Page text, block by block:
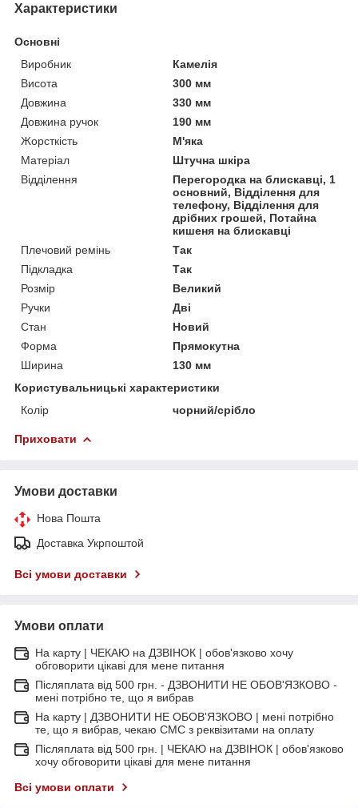
Характеристики
Основні
Виробник
Камелія
Висота
300 мм
Довжина
330 мм
Довжина ручок
190 мм
Жорсткість
М'яка
Матеріал
Штучна шкіра
Відділення
Перегородка на блискавці, 1
основний, Відділення для
телефону, Відділення для
дрібних грошей, Потайна
кишеня на блискавці
Плечовий ремінь
Так
Підкладка
Так
Розмір
Великий
Ручки
Дві
Стан
Новий
Форма
Прямокутна
Ширина
130 мм
Користувальницькі характеристики
Колір
чорний/срібло
Приховати
Умови доставки
Нова Пошта
Доставка Укрпоштой
Всі умови доставки
Умови оплати
На карту | ЧЕКАЮ на ДЗВІНОК | обов'язково хочу
обговорити цікаві для мене питання
Післяплата від 500 грн. - ДЗВОНИТИ НЕ ОБОВ'ЯЗКОВО -
мені потрібно те, що я вибрав
На карту | ДЗВОНИТИ НЕ ОБОВ'ЯЗКОВО | мені потрібно
те, що я вибрав, чекаю СМС з реквізитами на оплату
Післяплата від 500 грн. | ЧЕКАЮ на ДЗВІНОК | обов'язково
хочу обговорити цікаві для мене питання
Всі умови оплати